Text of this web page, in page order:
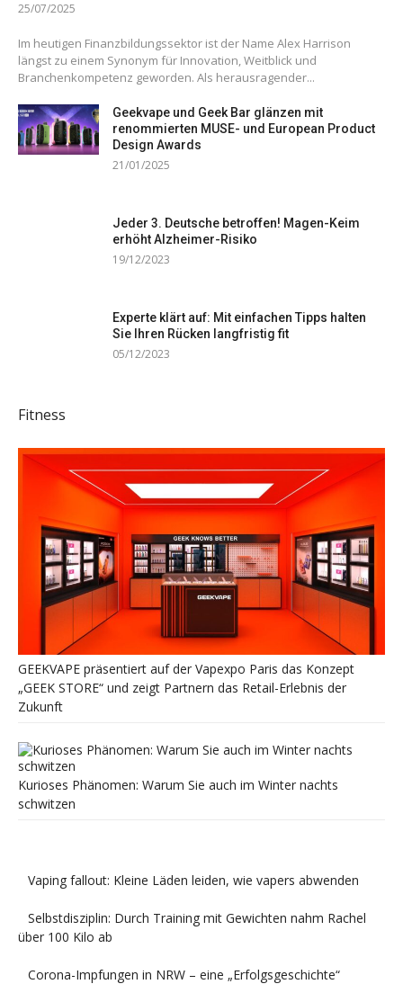
25/07/2025
Im heutigen Finanzbildungssektor ist der Name Alex Harrison
längst zu einem Synonym für Innovation, Weitblick und
Branchenkompetenz geworden. Als herausragender...
Geekvape und Geek Bar glänzen mit
renommierten MUSE- und European Product
Design Awards
21/01/2025
Jeder 3. Deutsche betroffen! Magen-Keim
erhöht Alzheimer-Risiko
19/12/2023
Experte klärt auf: Mit einfachen Tipps halten
Sie Ihren Rücken langfristig fit
05/12/2023
Fitness
GEEKVAPE präsentiert auf der Vapexpo Paris das Konzept
„GEEK STORE“ und zeigt Partnern das Retail-Erlebnis der
Zukunft
Kurioses Phänomen: Warum Sie auch im Winter nachts
schwitzen
Vaping fallout: Kleine Läden leiden, wie vapers abwenden
Selbstdisziplin: Durch Training mit Gewichten nahm Rachel
über 100 Kilo ab
Corona-Impfungen in NRW – eine „Erfolgsgeschichte“